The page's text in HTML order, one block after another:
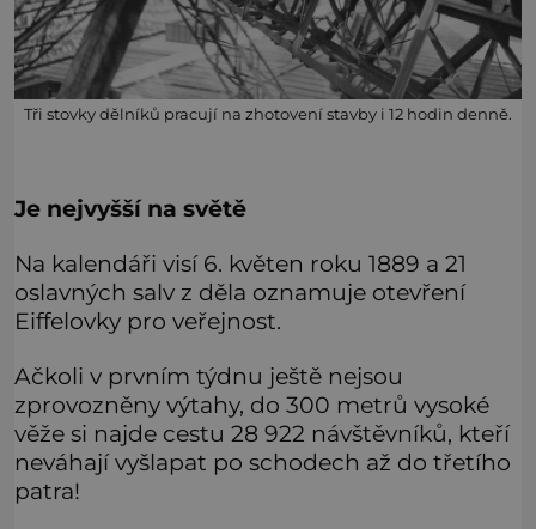
Tři stovky dělníků pracují na zhotovení stavby i 12 hodin denně.
Je nejvyšší na světě
Na kalendáři visí 6. květen roku 1889 a 21
oslavných salv z děla oznamuje otevření
Eiffelovky pro veřejnost.
Ačkoli v prvním týdnu ještě nejsou
zprovozněny výtahy, do 300 metrů vysoké
věže si najde cestu 28 922 návštěvníků, kteří
neváhají vyšlapat po schodech až do třetího
patra!